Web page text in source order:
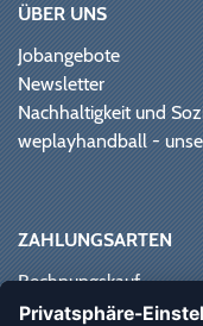
ÜBER UNS
Jobangebote
Newsletter
Nachhaltigkeit und
weplayhandball -
ZAHLUNGSARTEN
Rechnungskauf
Paypal